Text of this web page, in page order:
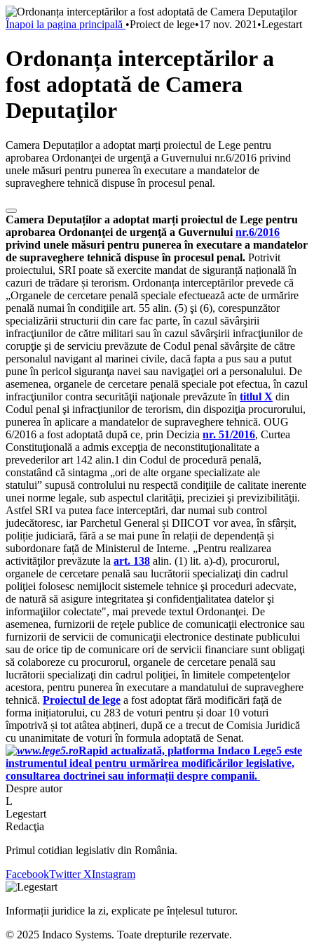
Înapoi la pagina principală •Proiect de lege•17 nov. 2021 •Legestart
Ordonanța interceptărilor a
fost adoptată de Camera
Deputaţilor
Camera Deputaților a adoptat marți proiectul de Lege pentru
aprobarea Ordonanţei de urgenţă a Guvernului nr.6/2016 privind
unele măsuri pentru punerea în executare a mandatelor de
supraveghere tehnică dispuse în procesul penal.
Camera Deputaților a adoptat marți proiectul de Lege pentru
aprobarea Ordonanţei de urgenţă a Guvernului nr.6/2016
privind unele măsuri pentru punerea în executare a mandatelor
de supraveghere tehnică dispuse în procesul penal. Potrivit
proiectului, SRI poate să exercite mandat de siguranță națională în
cazuri de trădare și terorism. Ordonanța interceptărilor prevede că
„Organele de cercetare penală speciale efectuează acte de urmărire
penală numai în condiţiile art. 55 alin. (5) şi (6), corespunzător
specializării structurii din care fac parte, în cazul săvârşirii
infracţiunilor de către militari sau în cazul săvârşirii infracţiunilor de
corupţie şi de serviciu prevăzute de Codul penal săvârşite de către
personalul navigant al marinei civile, dacă fapta a pus sau a putut
pune în pericol siguranţa navei sau navigaţiei ori a personalului. De
asemenea, organele de cercetare penală speciale pot efectua, în cazul
infracţiunilor contra securităţii naţionale prevăzute în titlul X din
Codul penal şi infracţiunilor de terorism, din dispoziţia procurorului,
punerea în aplicare a mandatelor de supraveghere tehnică. OUG
6/2016 a fost adoptată după ce, prin Decizia nr. 51/2016, Curtea
Constituţională a admis excepţia de neconstituţionalitate a
prevederilor art 142 alin.1 din Codul de procedură penală,
constatând că sintagma „ori de alte organe specializate ale
statului” supusă controlului nu respectă condiţiile de calitate inerente
unei norme legale, sub aspectul clarităţii, preciziei şi previzibilităţii.
Astfel SRI va putea face interceptări, dar numai sub control
judecătoresc, iar Parchetul General și DIICOT vor avea, în sfârșit,
poliție judiciară, fără a se mai pune în relații de dependență și
subordonare față de Ministerul de Interne. „Pentru realizarea
activităţilor prevăzute la art. 138 alin. (1) lit. a)-d), procurorul,
organele de cercetare penală sau lucrătorii specializaţi din cadrul
poliţiei folosesc nemijlocit sistemele tehnice şi proceduri adecvate,
de natură să asigure integritatea şi confidenţialitatea datelor şi
informaţiilor colectate", mai prevede textul Ordonanţei. De
asemenea, furnizorii de reţele publice de comunicaţii electronice sau
furnizorii de servicii de comunicaţii electronice destinate publicului
sau de orice tip de comunicare ori de servicii financiare sunt obligaţi
să colaboreze cu procurorul, organele de cercetare penală sau
lucrătorii specializaţi din cadrul poliţiei, în limitele competenţelor
acestora, pentru punerea în executare a mandatului de supraveghere
tehnică. Proiectul de lege a fost adoptat fără modificări față de
forma inițiatorului, cu 283 de voturi pentru și doar 10 voturi
împotrivă și tot atâtea abțineri, după ce a trecut de Comisia Juridică
cu unanimitate de voturi în formula adoptată de Senat.
Rapid actualizată, platforma Indaco Lege5 este
instrumentul ideal pentru urmărirea modificărilor legislative,
consultarea doctrinei sau informații despre companii.
Despre autor
L
Legestart
Redacţia
Primul cotidian legislativ din România.
FacebookTwitter XInstagram
Informații juridice la zi, explicate pe înțelesul tuturor.
© 2025 Indaco Systems. Toate drepturile rezervate.